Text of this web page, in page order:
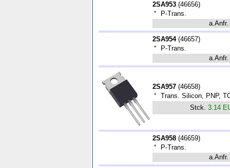
2SA953 (46656)
*
P-Trans.
a.Anfr.
2SA954(46657)
*
P-Trans.
a.Anfr.
2SA957 (46658)
*
Trans. Silicon, PNP,
Stck. 3.14
2SA958 (46659)
*
P-Trans.
a.Anfr.